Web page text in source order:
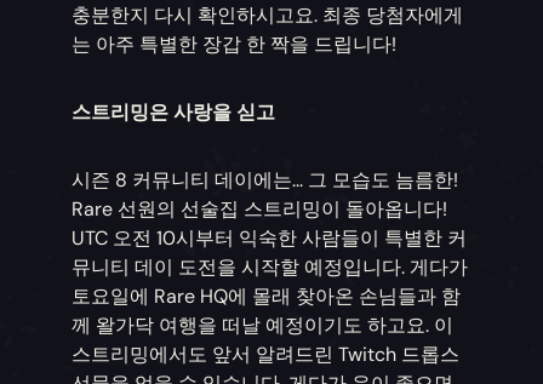
충분한지 다시 확인하시고요. 최종 당첨자에게
는 아주 특별한 장갑 한 짝을 드립니다!
스트리밍은 사랑을 싣고
시즌 8 커뮤니티 데이에는... 그 모습도 늠름한!
Rare 선원의 선술집 스트리밍이 돌아옵니다!
UTC 오전 10시부터 익숙한 사람들이 특별한 커
뮤니티 데이 도전을 시작할 예정입니다. 게다가
토요일에 Rare HQ에 몰래 찾아온 손님들과 함
께 왈가닥 여행을 떠날 예정이기도 하고요. 이
스트리밍에서도 앞서 알려드린 Twitch 드롭스